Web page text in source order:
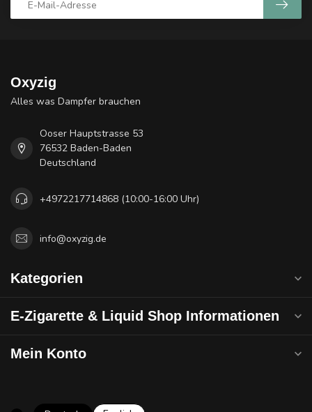
Oxyzig
Alles was Dampfer brauchen
Ooser Hauptstrasse 53
76532 Baden-Baden
Deutschland
+4972217714868 (10:00-16:00 Uhr)
info@oxyzig.de
Kategorien
E-Zigarette & Liquid Shop Informationen
Mein Konto